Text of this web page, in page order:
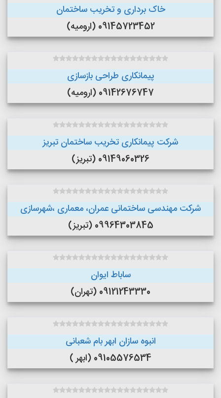
خاک برداری و تخریب ساختمان
09145723452 (ارومیه)
پیمانکاری طراحی بازسازی
09142676747 (ارومیه)
شرکت پیمانکاری تخریب ساختمان تبریز
09149060326 (تبریز)
شرکت مهندسی ساختمانی عمران، معماری ،شهرسازی
09964303845 (تبریز)
ساباط ایوان
09121243330 (تهران)
انبوه سازان ابهر بام شعبانی
09105576534 (ابهر )